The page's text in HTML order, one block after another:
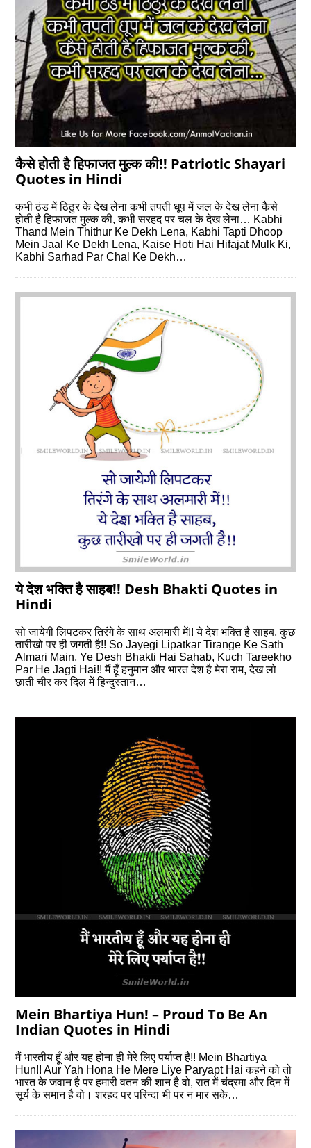
कैसे होती है हिफाजत मुल्क की!! Patriotic Shayari
Quotes in Hindi
कभी ठंड में ठिठुर के देख लेना कभी तपती धूप में जल के देख लेना कैसे
होती है हिफाजत मुल्क की, कभी सरहद पर चल के देख लेना… Kabhi
Thand Mein Thithur Ke Dekh Lena, Kabhi Tapti Dhoop
Mein Jaal Ke Dekh Lena, Kaise Hoti Hai Hifajat Mulk Ki,
Kabhi Sarhad Par Chal Ke Dekh…
ये देश भक्ति है साहब!! Desh Bhakti Quotes in
Hindi
सो जायेगी लिपटकर तिरंगे के साथ अलमारी में!! ये देश भक्ति है साहब, कुछ
तारीखो पर ही जगती है!! So Jayegi Lipatkar Tirange Ke Sath
Almari Main, Ye Desh Bhakti Hai Sahab, Kuch Tareekho
Par He Jagti Hai!! मैं हूँ हनुमान और भारत देश है मेरा राम, देख लो
छाती चीर कर दिल में हिन्दुस्तान…
Mein Bhartiya Hun! – Proud To Be An
Indian Quotes in Hindi
मैं भारतीय हूँ और यह होना ही मेरे लिए पर्याप्त है!! Mein Bhartiya
Hun!! Aur Yah Hona He Mere Liye Paryapt Hai कहने को तो
भारत के जवान है पर हमारी वतन की शान है वो, रात में चंद्रमा और दिन में
सूर्य के समान है वो। शरहद पर परिन्दा भी पर न मार सके…